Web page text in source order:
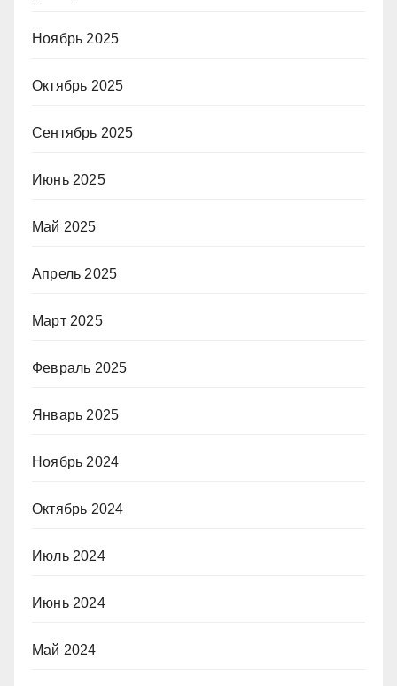
Ноябрь 2025
Октябрь 2025
Сентябрь 2025
Июнь 2025
Май 2025
Апрель 2025
Март 2025
Февраль 2025
Январь 2025
Ноябрь 2024
Октябрь 2024
Июль 2024
Июнь 2024
Май 2024